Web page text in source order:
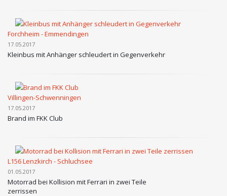
Forchheim - Emmendingen
17.05.2017
Kleinbus mit Anhänger schleudert in Gegenverkehr
Villingen-Schwenningen
17.05.2017
Brand im FKK Club
L156 Lenzkirch - Schluchsee
01.05.2017
Motorrad bei Kollision mit Ferrari in zwei Teile
zerrissen